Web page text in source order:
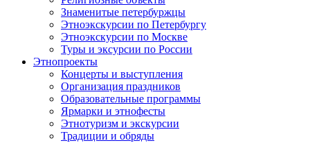
Знаменитые петербуржцы
Этноэкскурсии по Петербургу
Этноэкскурсии по Москве
Туры и эксурсии по России
Этнопроекты
Концерты и выступления
Организация праздников
Образовательные программы
Ярмарки и этнофесты
Этнотуризм и экскурсии
Традиции и обряды